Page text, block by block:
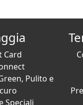
Card
Pulito e
Speciali